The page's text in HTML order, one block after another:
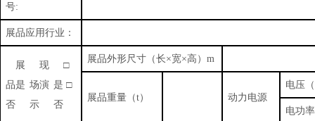
号:
展品应用行业：
展
品是
否
现
场演
示
□
是 □
否
展品外形尺寸（长×宽×高）m
展品重量（t） 动力 电源
电压（
电功